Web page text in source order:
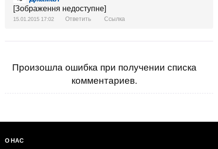
[Зображення недоступне]
15.01.2015 17:02 Ответить Ссылка
Произошла ошибка при получении списка
комментариев.
О НАС